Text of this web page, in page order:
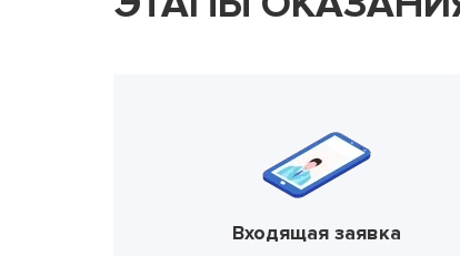
Входящая заявка